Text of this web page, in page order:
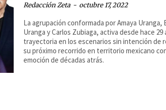
Redacción Zeta - octubre 17, 2022
La agrupación conformada por Amaya Uranga,
Uranga y Carlos Zubiaga, activa desde hace
trayectoria en los escenarios sin intención de
su próximo recorrido en territorio mexicano
emoción de décadas atrás.